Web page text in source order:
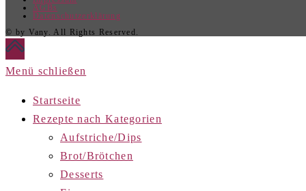
AGBs
Datenschutzerklärung
© by Vany. All Rights Reserved.
Menü schließen
Startseite
Rezepte nach Kategorien
Aufstriche/Dips
Brot/Brötchen
Desserts